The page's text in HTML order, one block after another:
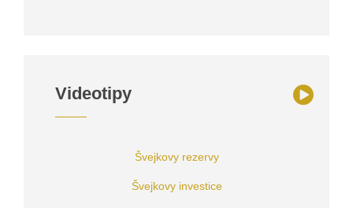
Videotipy
Švejkovy rezervy
Švejkovy investice